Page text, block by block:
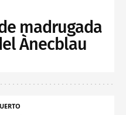
madrugada
Ànecblau